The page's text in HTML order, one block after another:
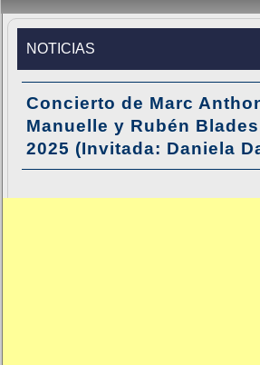
NOTICIAS
Concierto de Marc
Manuelle y Rubén
2025 (Invitada: Daniela